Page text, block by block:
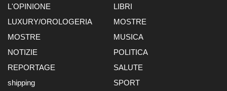
L'OPINIONE
LIBRI
LUXURY/OROLOGERIA
MOSTRE
MOSTRE
MUSICA
NOTIZIE
POLITICA
REPORTAGE
SALUTE
shipping
SPORT